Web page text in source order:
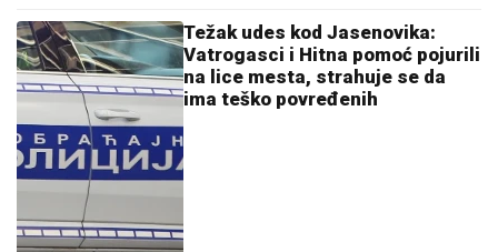
Težak udes kod Jasenovika:
Vatrogasci i Hitna pomoć pojurili
na lice mesta, strahuje se da
ima teško povređenih